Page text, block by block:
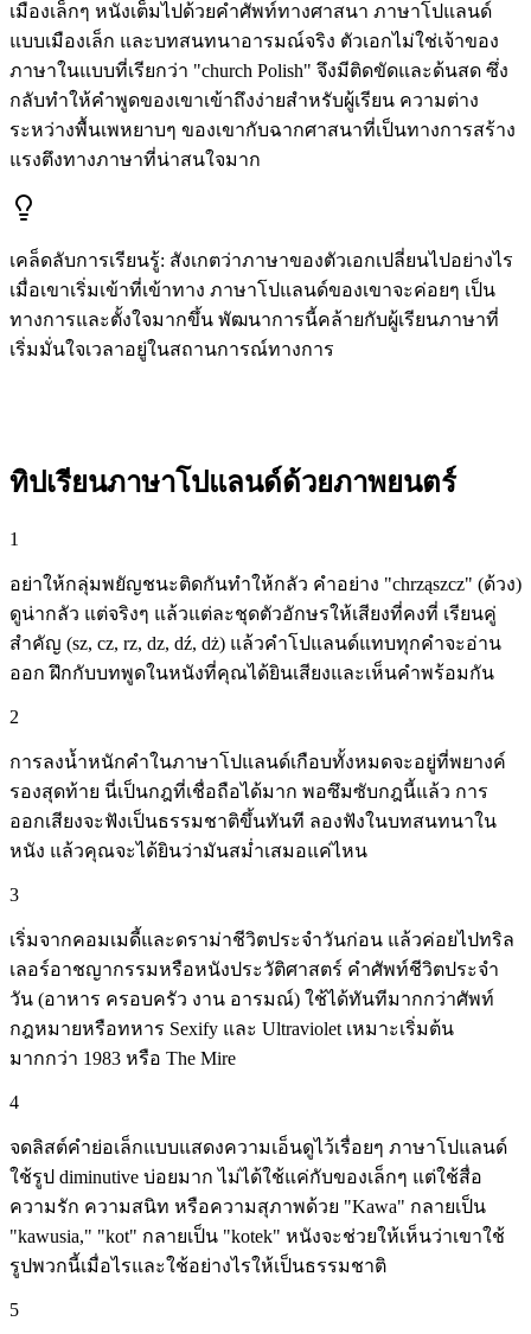
เมืองเล็กๆ หนังเต็มไปด้วยคำศัพท์ทางศาสนา ภาษาโปแลนด์
แบบเมืองเล็ก และบทสนทนาอารมณ์จริง ตัวเอกไม่ใช่เจ้าของ
ภาษาในแบบที่เรียกว่า "church Polish" จึงมีติดขัดและด้นสด ซึ่ง
กลับทำให้คำพูดของเขาเข้าถึงง่ายสำหรับผู้เรียน ความต่าง
ระหว่างพื้นเพหยาบๆ ของเขากับฉากศาสนาที่เป็นทางการสร้าง
แรงตึงทางภาษาที่น่าสนใจมาก
เคล็ดลับการเรียนรู้: สังเกตว่าภาษาของตัวเอกเปลี่ยนไปอย่างไร
เมื่อเขาเริ่มเข้าที่เข้าทาง ภาษาโปแลนด์ของเขาจะค่อยๆ เป็น
ทางการและตั้งใจมากขึ้น พัฒนาการนี้คล้ายกับผู้เรียนภาษาที่
เริ่มมั่นใจเวลาอยู่ในสถานการณ์ทางการ
ทิปเรียนภาษาโปแลนด์ด้วยภาพยนตร์
1
อย่าให้กลุ่มพยัญชนะติดกันทำให้กลัว คำอย่าง "chrząszcz" (ด้วง)
ดูน่ากลัว แต่จริงๆ แล้วแต่ละชุดตัวอักษรให้เสียงที่คงที่ เรียนคู่
สำคัญ (sz, cz, rz, dz, dź, dż) แล้วคำโปแลนด์แทบทุกคำจะอ่าน
ออก ฝึกกับบทพูดในหนังที่คุณได้ยินเสียงและเห็นคำพร้อมกัน
2
การลงน้ำหนักคำในภาษาโปแลนด์เกือบทั้งหมดจะอยู่ที่พยางค์
รองสุดท้าย นี่เป็นกฎที่เชื่อถือได้มาก พอซึมซับกฎนี้แล้ว การ
ออกเสียงจะฟังเป็นธรรมชาติขึ้นทันที ลองฟังในบทสนทนาใน
หนัง แล้วคุณจะได้ยินว่ามันสม่ำเสมอแค่ไหน
3
เริ่มจากคอมเมดี้และดราม่าชีวิตประจำวันก่อน แล้วค่อยไปทริล
เลอร์อาชญากรรมหรือหนังประวัติศาสตร์ คำศัพท์ชีวิตประจำ
วัน (อาหาร ครอบครัว งาน อารมณ์) ใช้ได้ทันทีมากกว่าศัพท์
กฎหมายหรือทหาร Sexify และ Ultraviolet เหมาะเริ่มต้น
มากกว่า 1983 หรือ The Mire
4
จดลิสต์คำย่อเล็กแบบแสดงความเอ็นดูไว้เรื่อยๆ ภาษาโปแลนด์
ใช้รูป diminutive บ่อยมาก ไม่ได้ใช้แค่กับของเล็กๆ แต่ใช้สื่อ
ความรัก ความสนิท หรือความสุภาพด้วย "Kawa" กลายเป็น
"kawusia," "kot" กลายเป็น "kotek" หนังจะช่วยให้เห็นว่าเขาใช้
รูปพวกนี้เมื่อไรและใช้อย่างไรให้เป็นธรรมชาติ
5